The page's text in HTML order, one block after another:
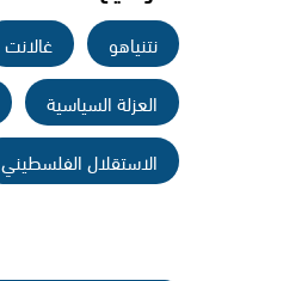
نتنياهو غالانت
العزلة السياسية
الاستقلال الفلسطيني